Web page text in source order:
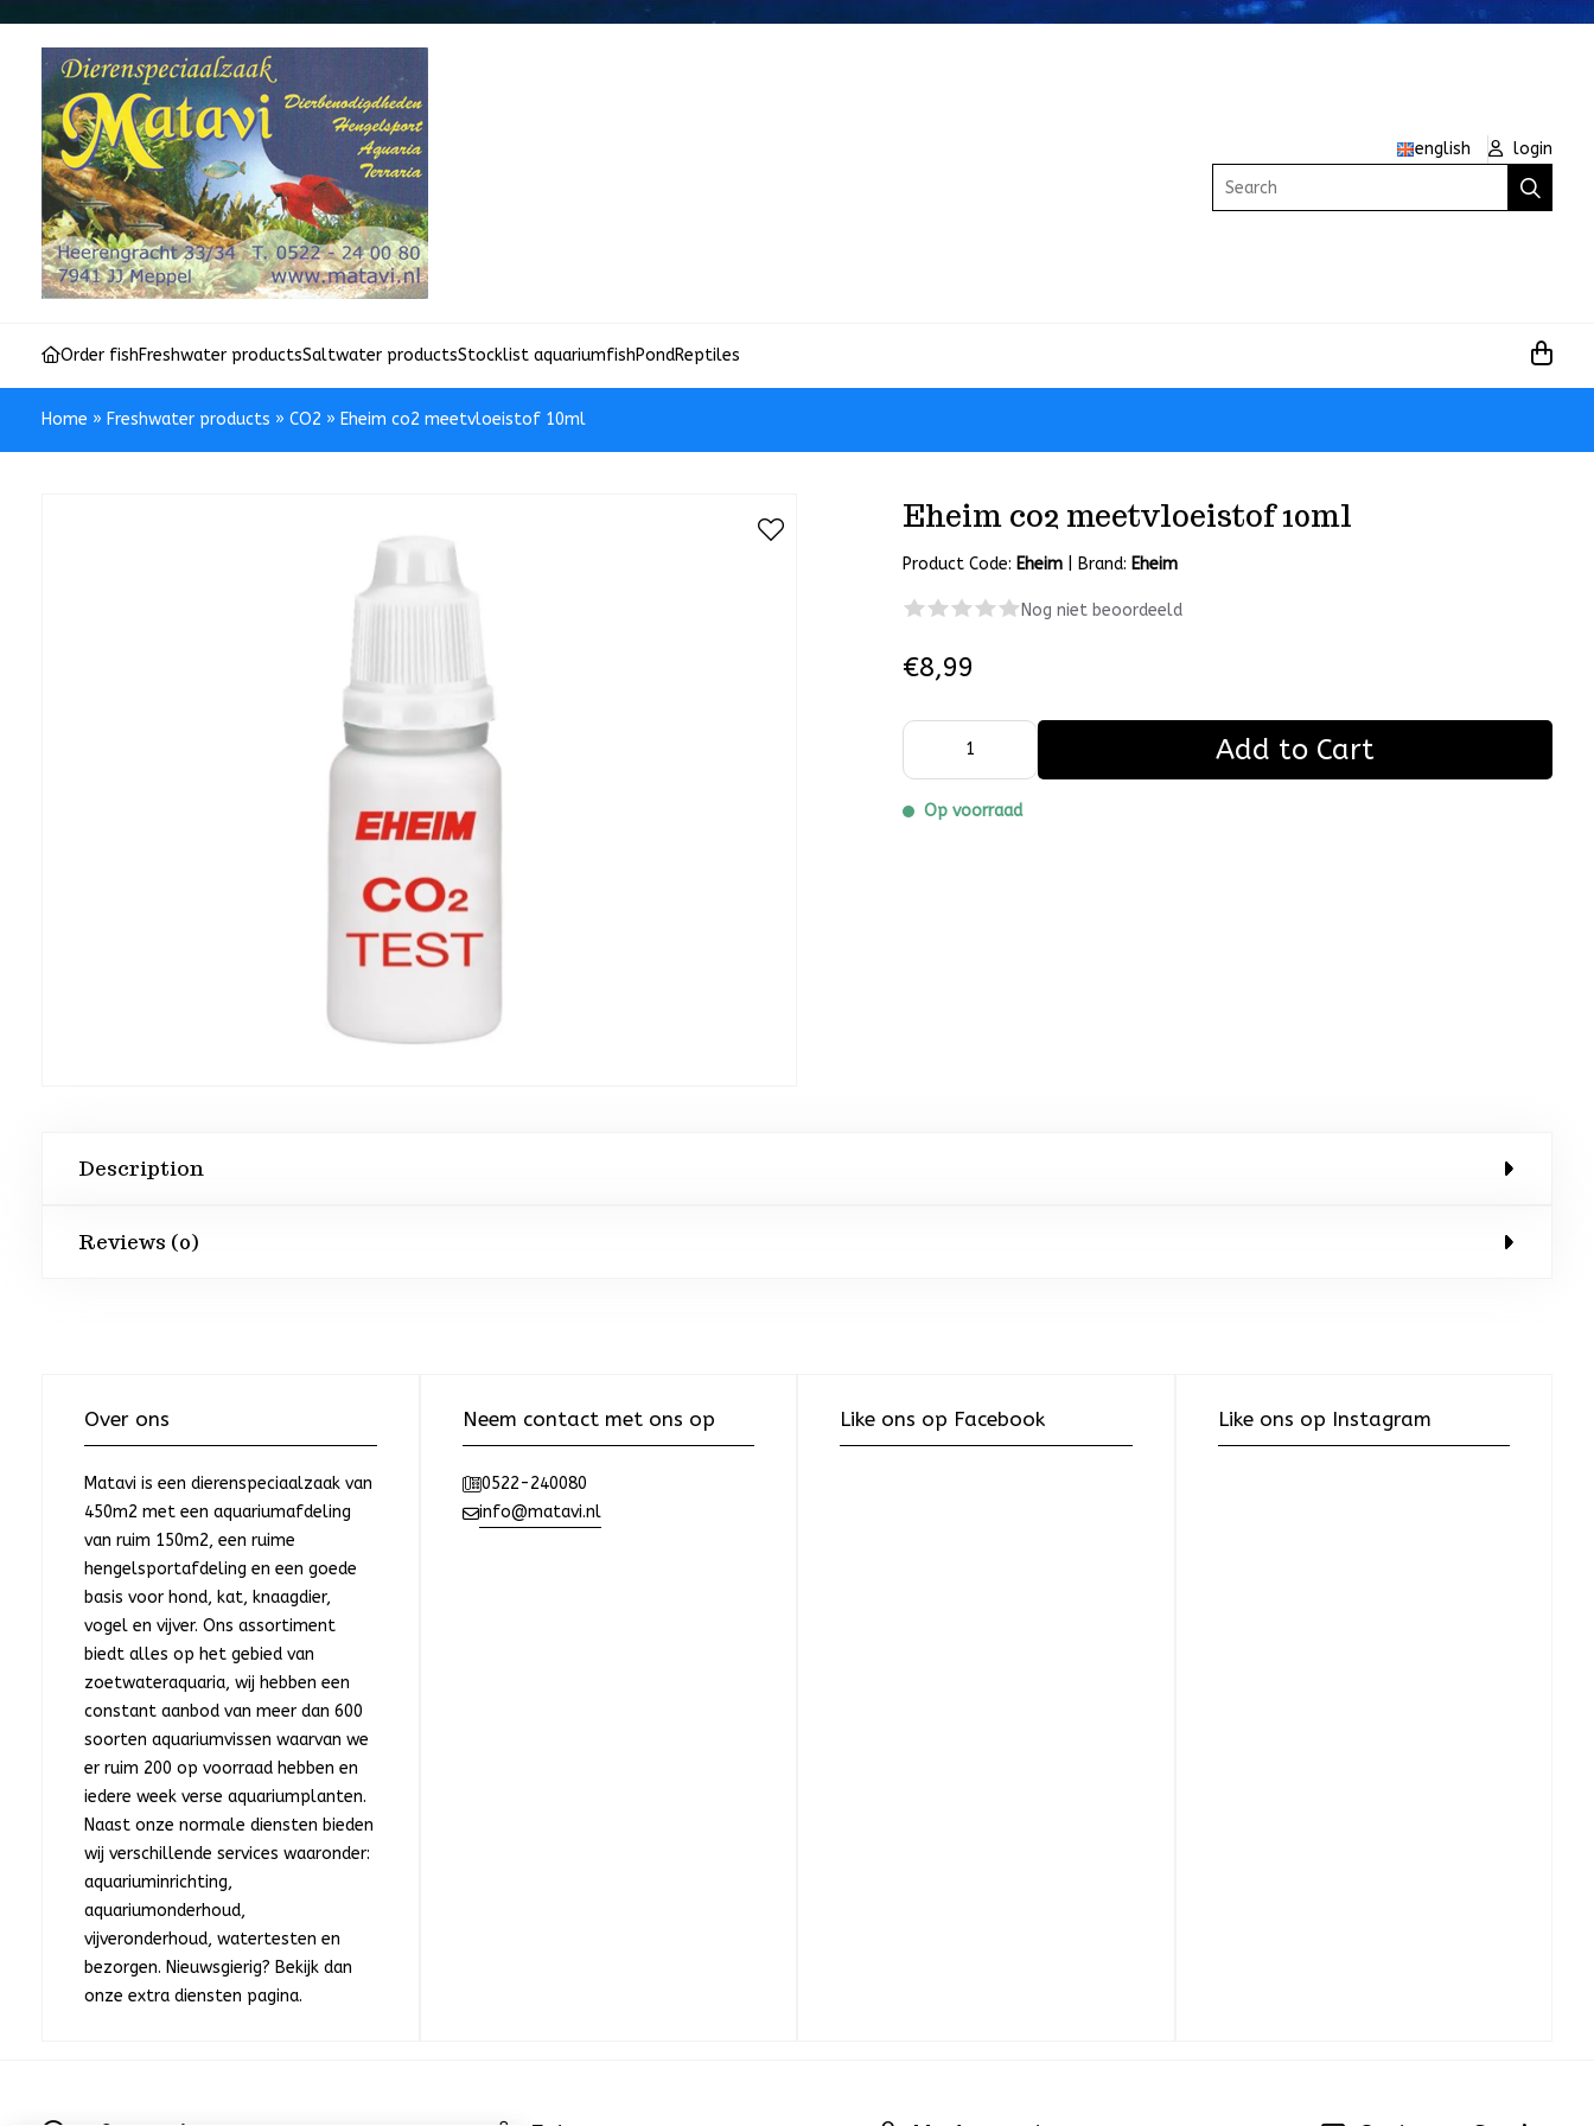
english
login
Search
Order fishFreshwater productsSaltwater productsStocklist aquariumfishPondReptiles
Home » Freshwater products » CO2 » Eheim co2 meetvloeistof 10ml
Eheim co2 meetvloeistof 10ml
Product Code: Eheim Brand: Eheim
Nog niet beoordeeld
€8,99
Add to Cart
Op voorraad
Description
Reviews (0)
Over ons
Matavi is een dierenspeciaalzaak van
450m2 met een aquariumafdeling
van ruim 150m2, een ruime
hengelsportafdeling en een goede
basis voor hond, kat, knaagdier,
vogel en vijver. Ons assortiment
biedt alles op het gebied van
zoetwateraquaria, wij hebben een
constant aanbod van meer dan 600
soorten aquariumvissen waarvan we
er ruim 200 op voorraad hebben en
iedere week verse aquariumplanten.
Naast onze normale diensten bieden
wij verschillende services waaronder:
aquariuminrichting,
aquariumonderhoud,
vijveronderhoud, watertesten en
bezorgen. Nieuwsgierig? Bekijk dan
onze extra diensten pagina.
Neem contact met ons op
0522-240080
info@matavi.nl
Like ons op Facebook Like ons op Instagram